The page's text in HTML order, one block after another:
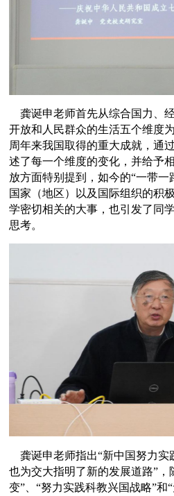
龚诞申老师首先从综合国力、
开放和人民群众的生活五个维度
周年来我国取得的重大成就，通
述了每一个维度的变化，并给予
放方面特别提到，如今的“一带一
国家（地区）以及国际组织的积
学密切相关的大事，也引发了同
思考。
龚诞申老师指出“新中国努力实
也为交大指明了新的发展道路”，
变”、“努力实践科教兴国战略”和